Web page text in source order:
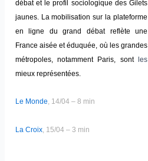
débat et le profil sociologique des Gilets
jaunes. La mobilisation sur la plateforme
en ligne du grand débat reflète une
France aisée et éduquée, où les grandes
métropoles, notamment Paris, sontles
mieux représentées.
Le Monde, 14/04 – 8 min
La Croix, 15/04 – 3 min